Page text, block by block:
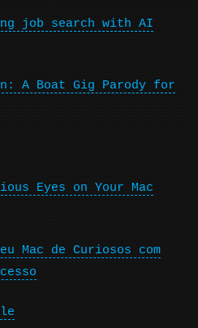
job search with AI
A Boat Gig Parody for
Eyes on Your Mac
Mac de Curiosos com